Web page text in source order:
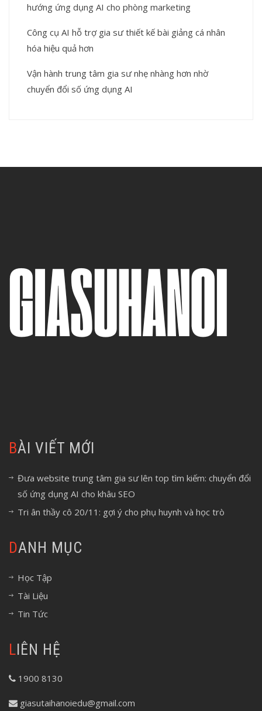
hướng ứng dụng AI cho phòng marketing
Công cụ AI hỗ trợ gia sư thiết kế bài giảng cá nhân
hóa hiệu quả hơn
Vận hành trung tâm gia sư nhẹ nhàng hơn nhờ
chuyển đổi số ứng dụng AI
BÀI VIẾT MỚI
Đưa website trung tâm gia sư lên top tìm kiếm: chuyển đổi
số ứng dụng AI cho khâu SEO
Tri ân thầy cô 20/11: gợi ý cho phụ huynh và học trò
DANH MỤC
Học Tập
Tài Liệu
Tin Tức
LIÊN HỆ
1900 8130
giasutaihanoiedu@gmail.com